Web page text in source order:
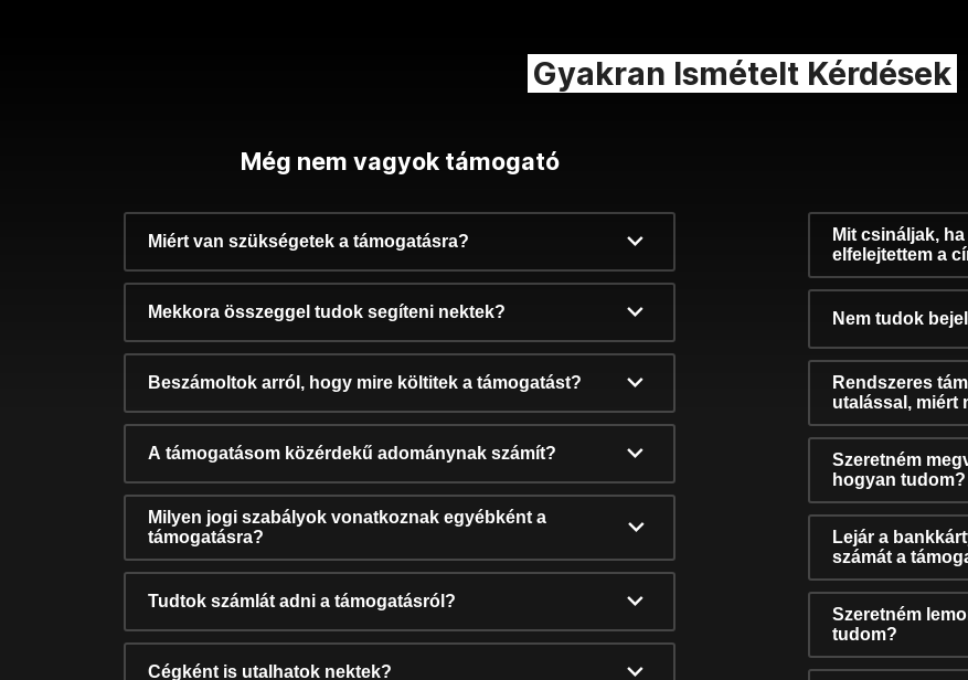
Gyakran Ismételt Kérdések
Még nem vagyok támogató
Miért van szükségetek a támogatásra?
Mekkora összeggel tudok segíteni nektek?
Beszámoltok arról, hogy mire költitek a támogatást?
A támogatásom közérdekű adománynak számít?
Milyen jogi szabályok vonatkoznak egyébként a
támogatásra?
Tudtok számlát adni a támogatásról?
Cégként is utalhatok nektek?
Mit csináljak,
elfelejtettem a
Nem tudok
Rendszeres
utalással, miért
Szeretném
hogyan tudom?
Lejár a
számát a
Szeretném
tudom?